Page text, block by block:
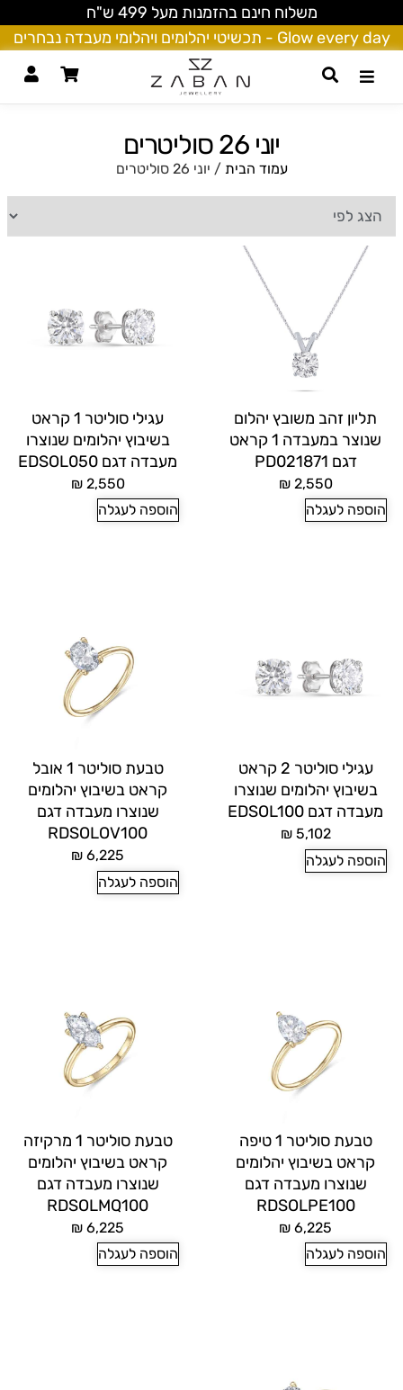
משלוח חינם בהזמנות מעל 499 ש"ח
Glow every day - תכשיטי יהלומים ויהלומי מעבדה נבחרים
יוני 26 סוליטרים
עמוד הבית / יוני 26 סוליטרים
תליון זהב משובץ יהלום
שנוצר במעבדה 1 קראט
דגם PD021871
₪2,550
הוספה לעגלה
עגילי סוליטר 1 קראט
בשיבוץ יהלומים שנוצרו
מעבדה דגם EDSOL050
₪2,550
הוספה לעגלה
עגילי סוליטר 2 קראט
בשיבוץ יהלומים שנוצרו
מעבדה דגם EDSOL100
₪5,102
הוספה לעגלה
טבעת סוליטר 1 אובל
קראט בשיבוץ יהלומים
שנוצרו מעבדה דגם
RDSOLOV100
₪ 6,225
הוספה לעגלה
טבעת סוליטר 1 טיפה
קראט בשיבוץ יהלומים
שנוצרו מעבדה דגם
RDSOLPE100
₪ 6,225
הוספה לעגלה
טבעת סוליטר 1 מרקיזה
קראט בשיבוץ יהלומים
שנוצרו מעבדה דגם
RDSOLMQ100
₪ 6,225
הוספה לעגלה